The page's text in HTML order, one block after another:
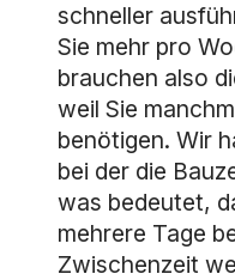
schneller
Sie mehr pro
brauchen also
weil Sie
benötigen. Wir
bei der die
was bedeutet,
mehrere Tage
Zwischenzeit